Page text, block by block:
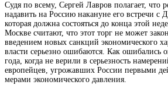
Судя по всему, Сергей Лавров полагает,
надавить на Россию накануне его встречи
которая должна состояться до конца этой
Москве считают, что этот торг не может
введением новых санкций экономического
власти серьезно ошибаются. Как ошибались
года, когда не верили в серьезность
европейцев, угрожавших России первыми
мерами экономического давления.